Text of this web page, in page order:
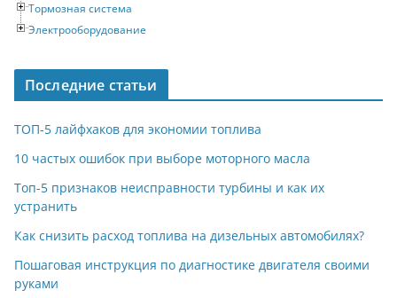
Тормозная система
Электрооборудование
Последние статьи
ТОП-5 лайфхаков для экономии топлива
10 частых ошибок при выборе моторного масла
Топ-5 признаков неисправности турбины и как их
устранить
Как снизить расход топлива на дизельных автомобилях?
Пошаговая инструкция по диагностике двигателя своими
руками